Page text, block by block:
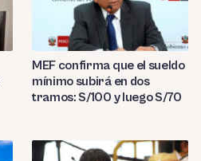
MEF confirma que el sueldo
mínimo subirá en dos
tramos: S/100 y luego S/70